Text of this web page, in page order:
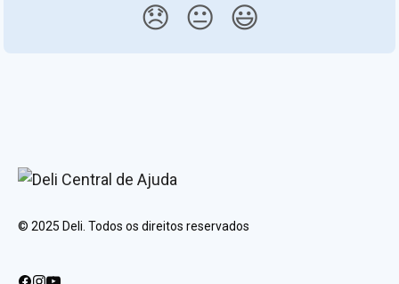
😞 😐 😃
© 2025 Deli. Todos os direitos reservados